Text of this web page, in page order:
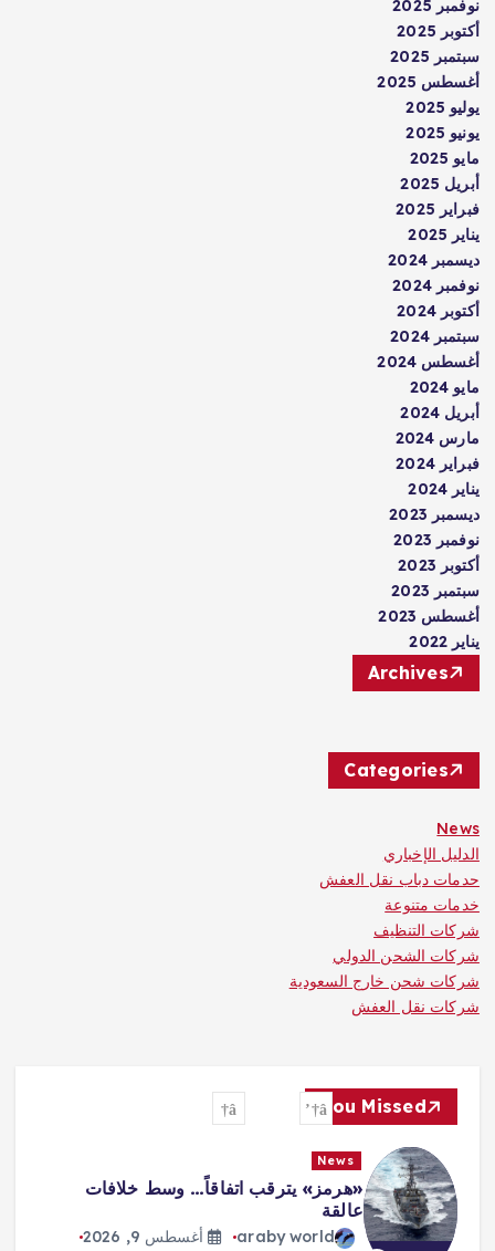
نوفمبر 2025
أكتوبر 2025
سبتمبر 2025
أغسطس 2025
يوليو 2025
يونيو 2025
مايو 2025
أبريل 2025
فبراير 2025
يناير 2025
ديسمبر 2024
نوفمبر 2024
أكتوبر 2024
سبتمبر 2024
أغسطس 2024
مايو 2024
أبريل 2024
مارس 2024
فبراير 2024
يناير 2024
ديسمبر 2023
نوفمبر 2023
أكتوبر 2023
سبتمبر 2023
أغسطس 2023
يناير 2022
Archives
Categories
News
الدليل الإخباري
حدمات دباب نقل العفش
خدمات متنوعة
شركات التنظيف
شركات الشحن الدولي
شركات شحن خارج السعودية
شركات نقل العفش
You Missed
News
«هرمز» يترقب اتفاقاً… وسط خلافات
عالقة
araby world أغسطس 9, 2026